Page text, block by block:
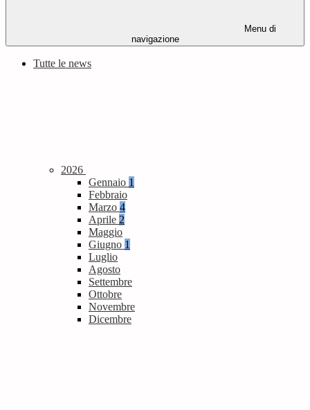
Menu di
navigazione
Tutte le news
2026
Gennaio 1
Febbraio
Marzo 4
Aprile 2
Maggio
Giugno 1
Luglio
Agosto
Settembre
Ottobre
Novembre
Dicembre